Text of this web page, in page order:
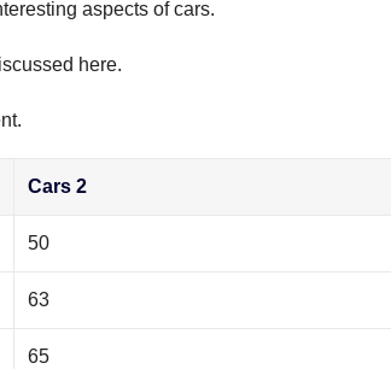
aspects of cars.
here.
Cars 2
50
63
65